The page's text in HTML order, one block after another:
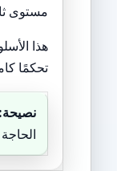
مستوى
هذا
تحكمًا
نصيحة: